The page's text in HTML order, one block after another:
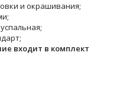
и окрашивания;
входит в комплект